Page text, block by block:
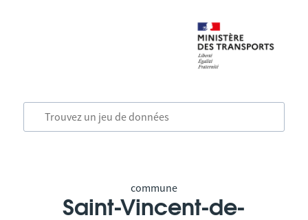
commune
Saint-Vincent-de-